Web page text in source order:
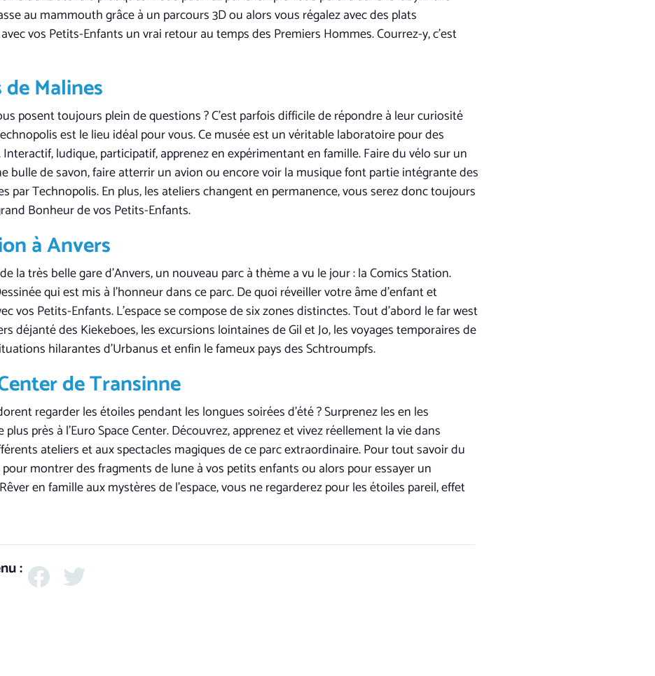
au mammouth grâce à un parcours 3D ou alors vous régalez avec des plats
vos Petits-Enfants un vrai retour au temps des Premiers Hommes. Courrez-y, c’est
Malines
posent toujours plein de questions ? C’est parfois difficile de répondre à leur curiosité
est le lieu idéal pour vous. Ce musée est un véritable laboratoire pour des
ludique, participatif, apprenez en expérimentant en famille. Faire du vélo sur un
bulle de savon, faire atterrir un avion ou encore voir la musique font partie intégrante des
par Technopolis. En plus, les ateliers changent en permanence, vous serez donc toujours
Bonheur de vos Petits-Enfants.
à Anvers
la très belle gare d’Anvers, un nouveau parc à thème a vu le jour : la Comics Station.
qui est mis à l’honneur dans ce parc. De quoi réveiller votre âme d’enfant et
vos Petits-Enfants. L’espace se compose de six zones distinctes. Tout d’abord le far west
déjanté des Kiekeboes, les excursions lointaines de Gil et Jo, les voyages temporaires de
hilarantes d’Urbanus et enfin le fameux pays des Schtroumpfs.
de Transinne
regarder les étoiles pendant les longues soirées d’été ? Surprenez les en les
près à l’Euro Space Center. Découvrez, apprenez et vivez réellement la vie dans
ateliers et aux spectacles magiques de ce parc extraordinaire. Pour tout savoir du
montrer des fragments de lune à vos petits enfants ou alors pour essayer un
en famille aux mystères de l’espace, vous ne regarderez pour les étoiles pareil, effet
: